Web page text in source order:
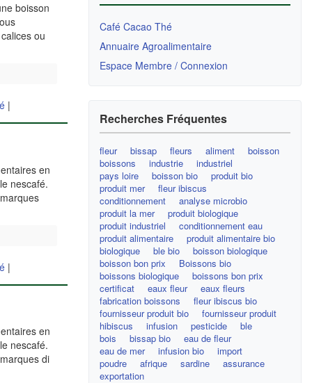
boisson
ou
|
en
nescafé.
|
en
nescafé.
di
Café Cacao Thé
Annuaire Agroalimentaire
Espace Membre / Connexion
Recherches Fréquentes
fleur bissap fleurs aliment
boisson
boissons
industrie
industriel
pays loire
boisson bio
produit bio
produit mer
fleur ibiscus
conditionnement
analyse microbio
produit la mer
produit biologique
produit industriel
conditionnement eau
produit alimentaire
produit alimentaire bio
biologique
ble bio
boisson biologique
boisson bon prix
Boissons bio
boissons biologique
boissons bon prix
certificat
eaux fleur
eaux fleurs
fabrication boissons
fleur ibiscus bio
fournisseur produit bio
fournisseur produit
hibiscus
infusion pesticide
ble
bois
bissap bio
eau de fleur
eau de mer
infusion bio
import
poudre
afrique sardine
assurance
exportation